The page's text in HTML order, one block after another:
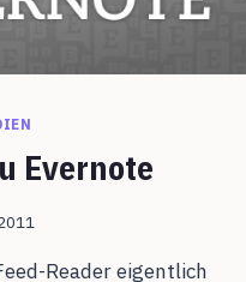
Evernote
Reader eigentlich